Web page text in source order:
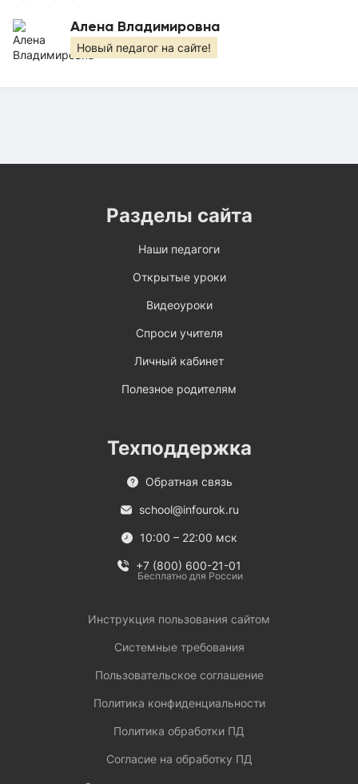
Алена Владимировна
Новый педагог на сайте!
Разделы сайта
Наши педагоги
Открытые уроки
Видеоуроки
Спроси учителя
Личный кабинет
Полезное родителям
Техподдержка
Обратная связь
school@infourok.ru
10:00 – 22:00 мск
+7 (800) 600-21-01
Бесплатно для России
Инструкция пользования сайтом
Системные требования
Пользовательское соглашение
Политика конфиденциальности
Политика обработки ПД
Согласие на обработку ПД